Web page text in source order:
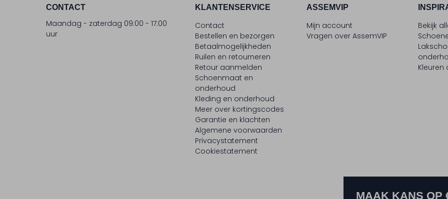
CONTACT
Maandag - zaterdag 09:00 - 17:00
uur
KLANTENSERVICE
Contact
Bestellen en bezorgen
Betaalmogelijkheden
Ruilen en retourneren
Retour aanmelden
Schoenmaat en
onderhoud
Kleding en onderhoud
Meer over kortingscodes
Garantie en klachten
Algemene voorwaarden
Privacystatement
Cookiestatement
ASSEMVIP
Mijn account
Vragen over AssemVIP
Bekijk
MAAK KANS OP